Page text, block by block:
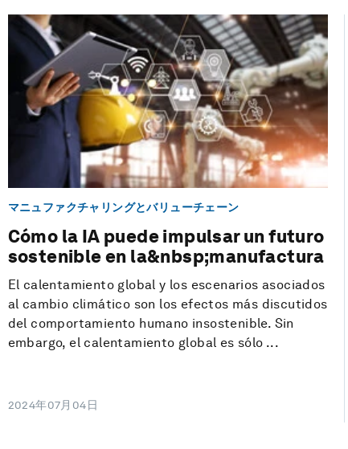
マニュファクチャリングとバリューチェーン
Cómo la IA puede impulsar un futuro
sostenible en la&nbsp;manufactura
El calentamiento global y los escenarios asociados
al cambio climático son los efectos más discutidos
del comportamiento humano insostenible. Sin
embargo, el calentamiento global es sólo ...
2024年07月04日